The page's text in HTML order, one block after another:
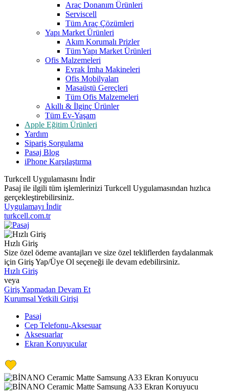
Araç Donanım Ürünleri
Serviscell
Tüm Araç Çözümleri
Yapı Market Ürünleri
Akım Korumalı Prizler
Tüm Yapı Market Ürünleri
Ofis Malzemeleri
Evrak İmha Makineleri
Ofis Mobilyaları
Masaüstü Gereçleri
Tüm Ofis Malzemeleri
Akıllı & İlginç Ürünler
Tüm Ev-Yaşam
Apple Eğitim Ürünleri
Yardım
Sipariş Sorgulama
Pasaj Blog
iPhone Karşılaştırma
Turkcell Uygulamasını İndir
Pasaj ile ilgili tüm işlemlerinizi Turkcell Uygulamasından hızlıca
gerçekleştirebilirsiniz.
Uygulamayı İndir
turkcell.com.tr
Hızlı Giriş
Size özel ödeme avantajları ve size özel tekliflerden faydalanmak
için Giriş Yap/Üye Ol seçeneği ile devam edebilirsiniz.
Hızlı Giriş
veya
Giriş Yapmadan Devam Et
Kurumsal Yetkili Girişi
Pasaj
Cep Telefonu-Aksesuar
Aksesuarlar
Ekran Koruyucular